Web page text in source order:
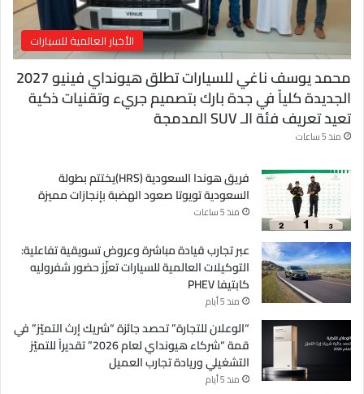
الأخبار العالمية للسيارات
محمد يوسف ناغي للسيارات تطلق هيونداي فينيو 2027
الجديدة كلياً في جدة بارك بتصميم جريء وتقنيات ذكية
تعيد تعريف فئة الـ SUV المدمجة
منذ 5 ساعات
فريق هوندا السعودية (HRS)يختتم بطولة
السعودية تويوتا صعود الهضبة بإنجازات مميزة
منذ 5 ساعات
عبر تجارب قيادة مباشرة وعروض تسويقية تفاعلية:
التوكيلات العالمية للسيارات تعزّز حضور شفروليه
كابتيفا PHEV
منذ 5 أيام
“الوعلان للتجارة” تحصد جائزة “شريك إرث التميّز” في
قمة “شركاء هيونداي لعام 2026” تقديراً للتميّز
التشغيلي وريادة تجارب العميل
منذ 5 أيام